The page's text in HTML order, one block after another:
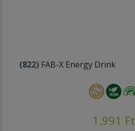
(822) FAB-X Energy Drink
1.991 Ft